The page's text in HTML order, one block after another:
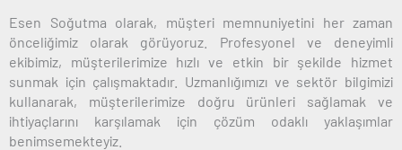
Esen Soğutma olarak, müşteri memnuniyetini her zaman
önceliğimiz olarak görüyoruz. Profesyonel ve deneyimli
ekibimiz, müşterilerimize hızlı ve etkin bir şekilde hizmet
sunmak için çalışmaktadır. Uzmanlığımızı ve sektör bilgimizi
kullanarak, müşterilerimize doğru ürünleri sağlamak ve
ihtiyaçlarını karşılamak için çözüm odaklı yaklaşımlar
benimsemekteyiz.